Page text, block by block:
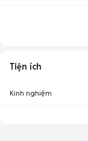
Tiện ích
Kinh nghiệm